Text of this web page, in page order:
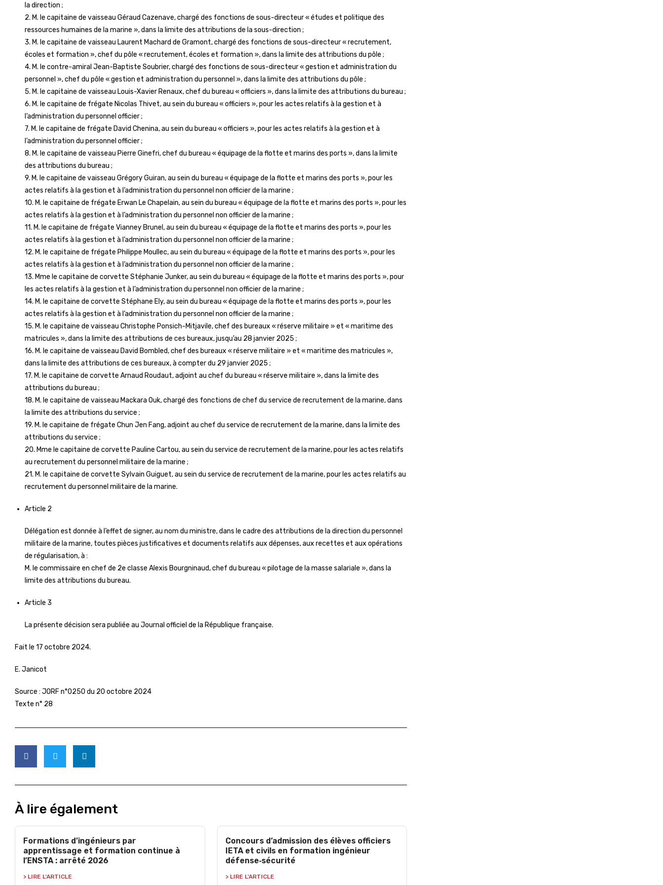
la direction ;
2. M. le capitaine de vaisseau Géraud Cazenave, chargé des fonctions de sous-directeur « études et politique des
ressources humaines de la marine », dans la limite des attributions de la sous-direction ;
3. M. le capitaine de vaisseau Laurent Machard de Gramont, chargé des fonctions de sous-directeur « recrutement,
écoles et formation », chef du pôle « recrutement, écoles et formation », dans la limite des attributions du pôle ;
4. M. le contre-amiral Jean-Baptiste Soubrier, chargé des fonctions de sous-directeur « gestion et administration du
personnel », chef du pôle « gestion et administration du personnel », dans la limite des attributions du pôle ;
5. M. le capitaine de vaisseau Louis-Xavier Renaux, chef du bureau « officiers », dans la limite des attributions du bureau ;
6. M. le capitaine de frégate Nicolas Thivet, au sein du bureau « officiers », pour les actes relatifs à la gestion et à
l’administration du personnel officier ;
7. M. le capitaine de frégate David Chenina, au sein du bureau « officiers », pour les actes relatifs à la gestion et à
l’administration du personnel officier ;
8. M. le capitaine de vaisseau Pierre Ginefri, chef du bureau « équipage de la flotte et marins des ports », dans la limite
des attributions du bureau ;
9. M. le capitaine de vaisseau Grégory Guiran, au sein du bureau « équipage de la flotte et marins des ports », pour les
actes relatifs à la gestion et à l’administration du personnel non officier de la marine ;
10. M. le capitaine de frégate Erwan Le Chapelain, au sein du bureau « équipage de la flotte et marins des ports », pour les
actes relatifs à la gestion et à l’administration du personnel non officier de la marine ;
11. M. le capitaine de frégate Vianney Brunel, au sein du bureau « équipage de la flotte et marins des ports », pour les
actes relatifs à la gestion et à l’administration du personnel non officier de la marine ;
12. M. le capitaine de frégate Philippe Moullec, au sein du bureau « équipage de la flotte et marins des ports », pour les
actes relatifs à la gestion et à l’administration du personnel non officier de la marine ;
13. Mme le capitaine de corvette Stéphanie Junker, au sein du bureau « équipage de la flotte et marins des ports », pour
les actes relatifs à la gestion et à l’administration du personnel non officier de la marine ;
14. M. le capitaine de corvette Stéphane Ely, au sein du bureau « équipage de la flotte et marins des ports », pour les
actes relatifs à la gestion et à l’administration du personnel non officier de la marine ;
15. M. le capitaine de vaisseau Christophe Ponsich-Mitjavile, chef des bureaux « réserve militaire » et « maritime des
matricules », dans la limite des attributions de ces bureaux, jusqu’au 28 janvier 2025 ;
16. M. le capitaine de vaisseau David Bombled, chef des bureaux « réserve militaire » et « maritime des matricules »,
dans la limite des attributions de ces bureaux, à compter du 29 janvier 2025 ;
17. M. le capitaine de corvette Arnaud Roudaut, adjoint au chef du bureau « réserve militaire », dans la limite des
attributions du bureau ;
18. M. le capitaine de vaisseau Mackara Ouk, chargé des fonctions de chef du service de recrutement de la marine, dans
la limite des attributions du service ;
19. M. le capitaine de frégate Chun Jen Fang, adjoint au chef du service de recrutement de la marine, dans la limite des
attributions du service ;
20. Mme le capitaine de corvette Pauline Cartou, au sein du service de recrutement de la marine, pour les actes relatifs
au recrutement du personnel militaire de la marine ;
21. M. le capitaine de corvette Sylvain Guiguet, au sein du service de recrutement de la marine, pour les actes relatifs au
recrutement du personnel militaire de la marine.
Article 2
Délégation est donnée à l’effet de signer, au nom du ministre, dans le cadre des attributions de la direction du personnel
militaire de la marine, toutes pièces justificatives et documents relatifs aux dépenses, aux recettes et aux opérations
de régularisation, à :
M. le commissaire en chef de 2e classe Alexis Bourgninaud, chef du bureau « pilotage de la masse salariale », dans la
limite des attributions du bureau.
Article 3
La présente décision sera publiée au Journal officiel de la République française.
Fait le 17 octobre 2024.
E. Janicot
Source : JORF n°0250 du 20 octobre 2024
Texte n° 28
À lire également
Formations d’ingénieurs par
apprentissage et formation continue à
l’ENSTA : arrêté 2026
> LIRE L'ARTICLE
Concours d’admission des élèves officiers
IETA et civils en formation ingénieur
défense‑sécurité
> LIRE L'ARTICLE